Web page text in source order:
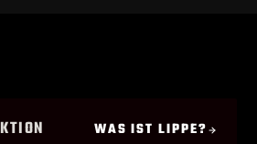
WAS IST LIPPE?